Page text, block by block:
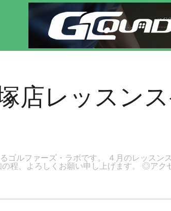
宿区、若松河田で気軽にゴルフレッスン！
店レッスン
ゴルファーズ・ラボです。 ４月のレッスン
程、よろしくお願い申し上げます。 ◎ア